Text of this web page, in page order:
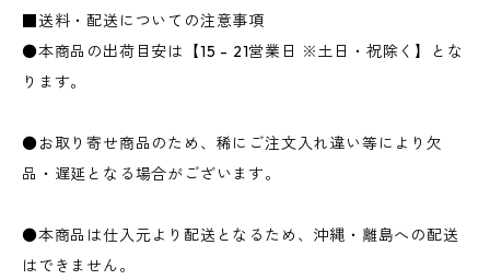
■送料・配送についての注意事項
●本商品の出荷目安は【15 - 21営業日 ※土日・祝除く】とな
ります。
●お取り寄せ商品のため、稀にご注文入れ違い等により欠
品・遅延となる場合がございます。
●本商品は仕入元より配送となるため、沖縄・離島への配送
はできません。